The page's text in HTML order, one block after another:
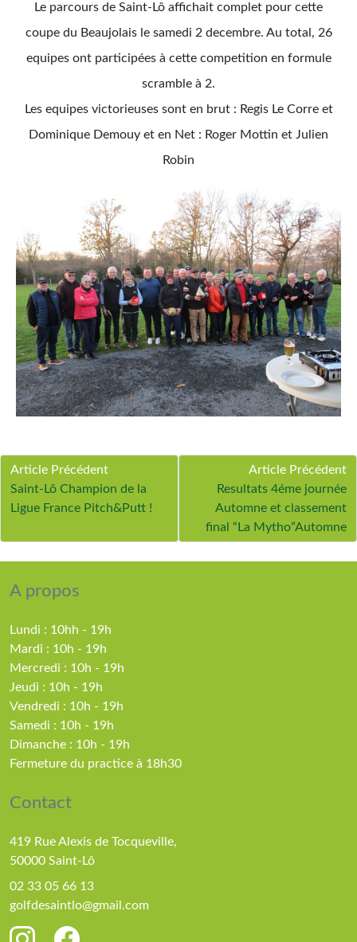
Le parcours de Saint-Lô affichait complet pour cette
coupe du Beaujolais le samedi 2 decembre. Au total, 26
equipes ont participées à cette competition en formule
scramble à 2.
Les equipes victorieuses sont en brut : Regis Le Corre et
Dominique Demouy et en Net : Roger Mottin et Julien
Robin
Article Précédent
Saint-Lô Champion de la
Ligue France Pitch&Putt !
Article Précédent
Resultats 4éme journée
Automne et classement
final “La Mytho”Automne
A propos
Lundi : 10hh - 19h
Mardi : 10h - 19h
Mercredi : 10h - 19h
Jeudi : 10h - 19h
Vendredi : 10h - 19h
Samedi : 10h - 19h
Dimanche : 10h - 19h
Fermeture du practice à 18h30
Contact
419 Rue Alexis de Tocqueville,
50000 Saint-Lô
02 33 05 66 13
golfdesaintlo@gmail.com